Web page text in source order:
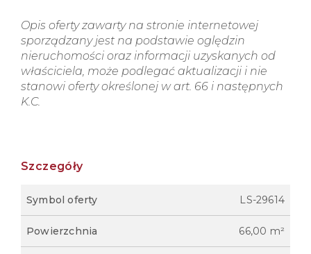
Opis oferty zawarty na stronie internetowej
sporządzany jest na podstawie oględzin
nieruchomości oraz informacji uzyskanych od
właściciela, może podlegać aktualizacji i nie
stanowi oferty określonej w art. 66 i następnych
K.C.
Szczegóły
Symbol oferty LS-29614
Powierzchnia 66,00 m²